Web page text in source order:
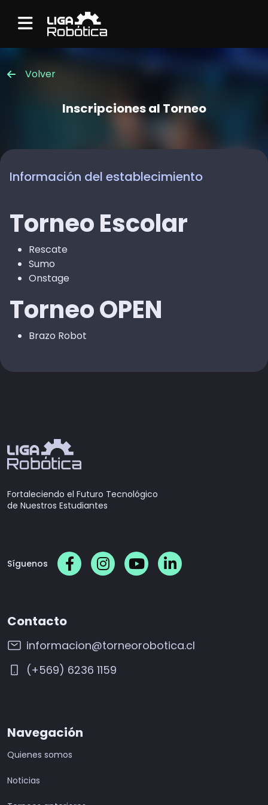
Menu
Volver
Inscripciones al Torneo
Información del establecimiento
Torneo Escolar
Rescate
Sumo
Onstage
Torneo OPEN
Brazo Robot
Fortaleciendo el Futuro Tecnológico
de Nuestros Estudiantes
Síguenos
Contacto
informacion@torneorobotica.cl
(+569) 6236 1159
Navegación
Quienes somos
Noticias